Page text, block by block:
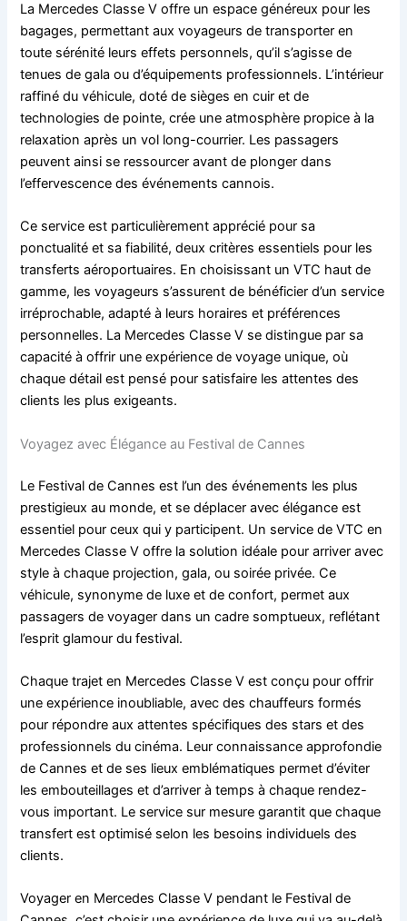
La Mercedes Classe V offre un espace généreux pour les
bagages, permettant aux voyageurs de transporter en
toute sérénité leurs effets personnels, qu’il s’agisse de
tenues de gala ou d’équipements professionnels. L’intérieur
raffiné du véhicule, doté de sièges en cuir et de
technologies de pointe, crée une atmosphère propice à la
relaxation après un vol long-courrier. Les passagers
peuvent ainsi se ressourcer avant de plonger dans
l’effervescence des événements cannois.
Ce service est particulièrement apprécié pour sa
ponctualité et sa fiabilité, deux critères essentiels pour les
transferts aéroportuaires. En choisissant un VTC haut de
gamme, les voyageurs s’assurent de bénéficier d’un service
irréprochable, adapté à leurs horaires et préférences
personnelles. La Mercedes Classe V se distingue par sa
capacité à offrir une expérience de voyage unique, où
chaque détail est pensé pour satisfaire les attentes des
clients les plus exigeants.
Voyagez avec Élégance au Festival de Cannes
Le Festival de Cannes est l’un des événements les plus
prestigieux au monde, et se déplacer avec élégance est
essentiel pour ceux qui y participent. Un service de VTC en
Mercedes Classe V offre la solution idéale pour arriver avec
style à chaque projection, gala, ou soirée privée. Ce
véhicule, synonyme de luxe et de confort, permet aux
passagers de voyager dans un cadre somptueux, reflétant
l’esprit glamour du festival.
Chaque trajet en Mercedes Classe V est conçu pour offrir
une expérience inoubliable, avec des chauffeurs formés
pour répondre aux attentes spécifiques des stars et des
professionnels du cinéma. Leur connaissance approfondie
de Cannes et de ses lieux emblématiques permet d’éviter
les embouteillages et d’arriver à temps à chaque rendez-
vous important. Le service sur mesure garantit que chaque
transfert est optimisé selon les besoins individuels des
clients.
Voyager en Mercedes Classe V pendant le Festival de